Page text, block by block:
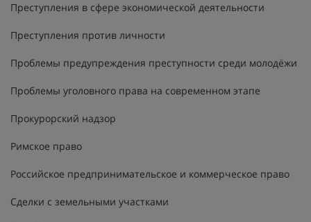
Преступления в сфере экономической деятельности
Преступления против личности
Проблемы предупреждения преступности среди молодёжи
Проблемы уголовного права на современном этапе
Прокурорский надзор
Римское право
Российское предпринимательское и коммерческое право
Сделки с земельными участками